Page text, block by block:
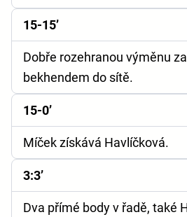
15-15’
Dobře rozehranou výměnu
bekhendem do sítě.
15-0’
Míček získává Havlíčková.
3:3’
Dva přímé body v řadě, také